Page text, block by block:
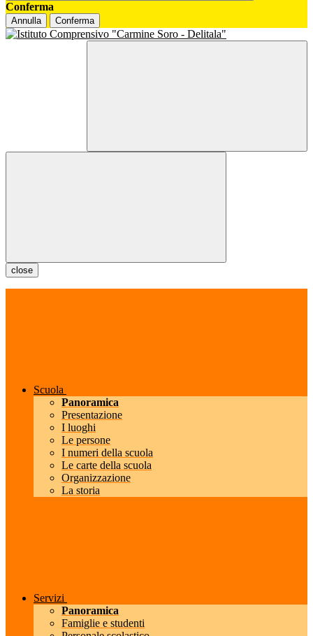
Conferma
Annulla Conferma
close
Scuola
Panoramica
Presentazione
I luoghi
Le persone
I numeri della scuola
Le carte della scuola
Organizzazione
La storia
Servizi
Panoramica
Famiglie e studenti